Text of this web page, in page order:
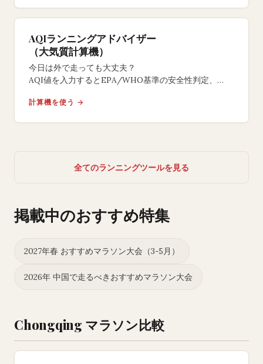
AQIランニングアドバイザー
（大気質計算機）
今日は外で走っても大丈夫？
AQI値を入力するとEPA/WHO基準の安全性判定、
室内トレーニング代替案を提示します。
計算機を使う →
全てのランニングツールを見る
掲載中のおすすめ特集
2027年春 おすすめマラソン大会（3-5月）
2026年 中国で走るべきおすすめマラソン大会
Chongqing マラソン比較